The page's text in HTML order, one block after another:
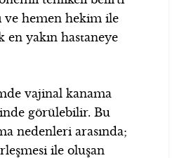
ve hemen hekim ile
en yakın hastaneye
vajinal kanama
görülebilir. Bu
nedenleri arasında;
ile oluşan